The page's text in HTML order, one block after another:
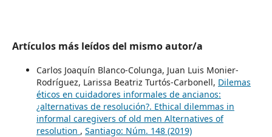
Artículos más leídos del mismo autor/a
Carlos Joaquín Blanco-Colunga, Juan Luis Monier-
Rodríguez, Larissa Beatriz Turtós-Carbonell, Dilemas
éticos en cuidadores informales de ancianos:
¿alternativas de resolución?. Ethical dilemmas in
informal caregivers of old men Alternatives of
resolution , Santiago: Núm. 148 (2019)